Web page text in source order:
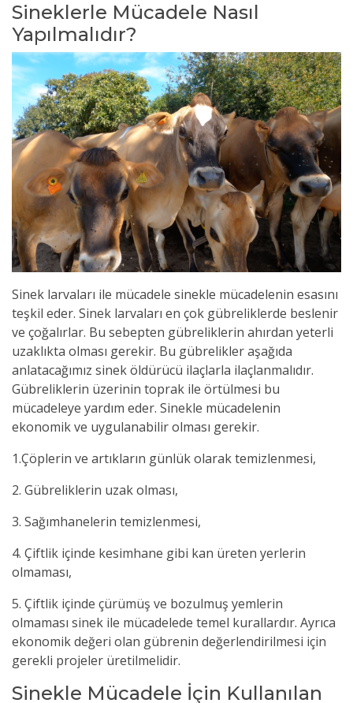
Sineklerle Mücadele Nasıl
Yapılmalıdır?
Sinek larvaları ile mücadele sinekle mücadelenin esasını
teşkil eder. Sinek larvaları en çok gübreliklerde beslenir
ve çoğalırlar. Bu sebepten gübreliklerin ahırdan yeterli
uzaklıkta olması gerekir. Bu gübrelikler aşağıda
anlatacağımız sinek öldürücü ilaçlarla ilaçlanmalıdır.
Gübreliklerin üzerinin toprak ile örtülmesi bu
mücadeleye yardım eder. Sinekle mücadelenin
ekonomik ve uygulanabilir olması gerekir.
1.Çöplerin ve artıkların günlük olarak temizlenmesi,
2. Gübreliklerin uzak olması,
3. Sağımhanelerin temizlenmesi,
4. Çiftlik içinde kesimhane gibi kan üreten yerlerin
olmaması,
5. Çiftlik içinde çürümüş ve bozulmuş yemlerin
olmaması sinek ile mücadelede temel kurallardır. Ayrıca
ekonomik değeri olan gübrenin değerlendirilmesi için
gerekli projeler üretilmelidir.
Sinekle Mücadele İçin Kullanılan